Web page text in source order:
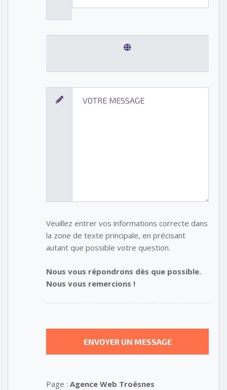
Veuillez entrer vos informations correcte dans
la zone de texte principale, en précisant
autant que possible votre question.
Nous vous répondrons dès que possible.
Nous vous remercions !
Page : Agence Web Troësnes